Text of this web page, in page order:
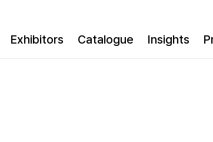
Exhibitors Catalogue Insights